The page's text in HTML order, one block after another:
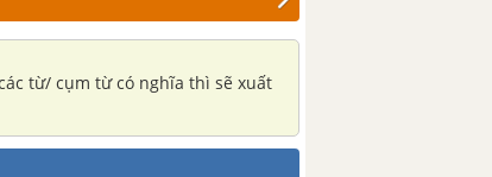
từ/ cụm từ có nghĩa thì sẽ xuất